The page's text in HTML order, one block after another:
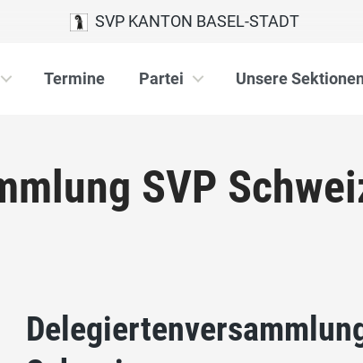
SVP KANTON BASEL-STADT
Termine Partei Unsere Sektionen
SVP